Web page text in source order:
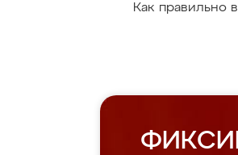
Как правильно